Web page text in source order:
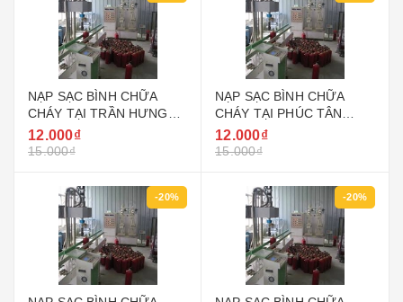
NẠP SẠC BÌNH CHỮA
CHÁY TẠI TRẦN HƯNG
ĐẠO QUẬN HOÀN KIẾM
12.000₫
15.000₫
NẠP SẠC BÌNH CHỮA
CHÁY TẠI PHÚC TÂN
QUẬN HOÀN KIẾM
12.000₫
15.000₫
-20% -20%